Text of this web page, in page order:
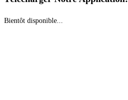
Bientôt disponible...